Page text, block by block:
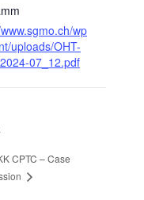
wp
uploads/OHT-
07_12.pdf
CPTC – Case